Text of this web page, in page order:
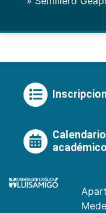
Calendario
académico